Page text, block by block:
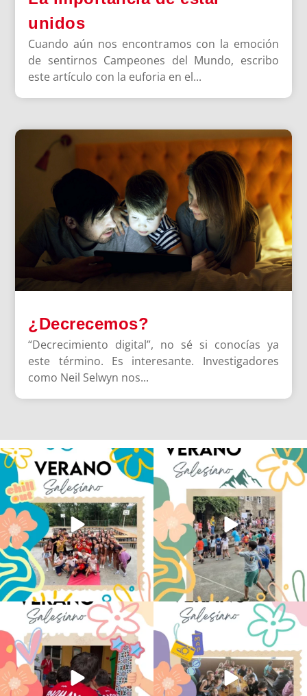
unidos
Cuando aún nos encontramos con la emoción
de sentirnos Campeones del Mundo, escribo
este artículo con la euforia en el...
¿Decrecemos?
“Decrecimiento digital”, no sé si conocías ya
este término. Es interesante. Investigadores
como Neil Selwyn nos...
Los alumnos de 6º de Primaria, 1º y 2º
de la ESO...
145 2
La diversión y la alegría también se han
sentido...
93 0
No hay verano sin que sea Salesiano ❤️
💫 en Luz 4
...
0
viviendo la alegría en el campamento
...
2